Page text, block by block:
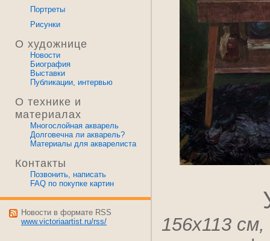
Портреты
Рисунки
О художнице
Новости
Биография
Выставки
Публикации, интервью
О технике и
материалах
Многослойная акварель
Долговечна ли акварель?
Материалы для акварелиста
Контакты
Позвонить, написать
FAQ по покупке картин
Новости в формате RSS
www.victoriaartist.ru/rss/
156x113 см,